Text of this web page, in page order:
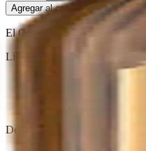
Agregar al carrito — $47.99
El Gato Tuerto
Licorera · envíos locales
Delivery · Miami